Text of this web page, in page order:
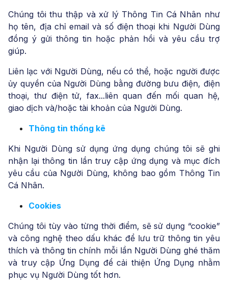
Chúng tôi thu thập và xử lý Thông Tin Cá Nhân như
họ tên, địa chỉ email và số điện thoại khi Người Dùng
đồng ý gửi thông tin hoặc phản hồi và yêu cầu trợ
giúp.
Liên lạc với Người Dùng, nếu có thể, hoặc người được
ủy quyền của Người Dùng bằng đường bưu điện, điện
thoại, thư điện tử, fax...liên quan đến mối quan hệ,
giao dịch và/hoặc tài khoản của Người Dùng.
Thông tin thống kê
Khi Người Dùng sử dụng ứng dụng chúng tôi sẽ ghi
nhận lại thông tin lần truy cập ứng dụng và mục đích
yêu cầu của Người Dùng, không bao gồm Thông Tin
Cá Nhân.
Cookies
Chúng tôi tùy vào từng thời điểm, sẽ sử dụng “cookie”
và công nghệ theo dấu khác để lưu trữ thông tin yêu
thích và thông tin chính mỗi lần Người Dùng ghé thăm
và truy cập Ứng Dụng để cải thiện Ứng Dụng nhằm
phục vụ Người Dùng tốt hơn.